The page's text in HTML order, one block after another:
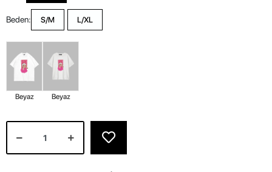
Beden: S/M L/XL
Beyaz Beyaz